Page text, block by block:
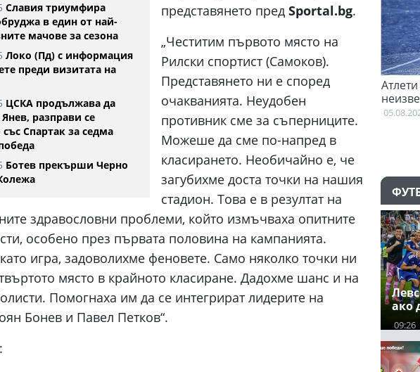
Славия триумфира
в един от най-
мачове за сезона
Локо (Пд) с информация
преди визитата на
ЦСКА продължава да
разправи се
Спартак за седма
Ботев прекърши Черно
представянето пред Sportal.bg.
„Честитим първото място на
Рилски спортист (Самоков).
Представянето ни е според
очакванията. Неудобен
противник сме за съперниците.
Можеше да сме по-напред в
класирането. Необичайно е, че
загубихме доста точки на нашия
стадион. Това е в резултат на
здравословни проблеми, който измъчваха опитните
особено през първата половина на кампанията.
игра, задоволихме феновете. Само няколко точки ни
място в крайното класиране. Дадохме шанс и на
Помогнаха им да се интегрират лидерите на
Бонев и Павел Петков“.
Тотнъм започна преговори с Гакпо
05.08.2026
Атлети от Пакистан и
неизвестност след Игрите
Британската общност
ако
09:26